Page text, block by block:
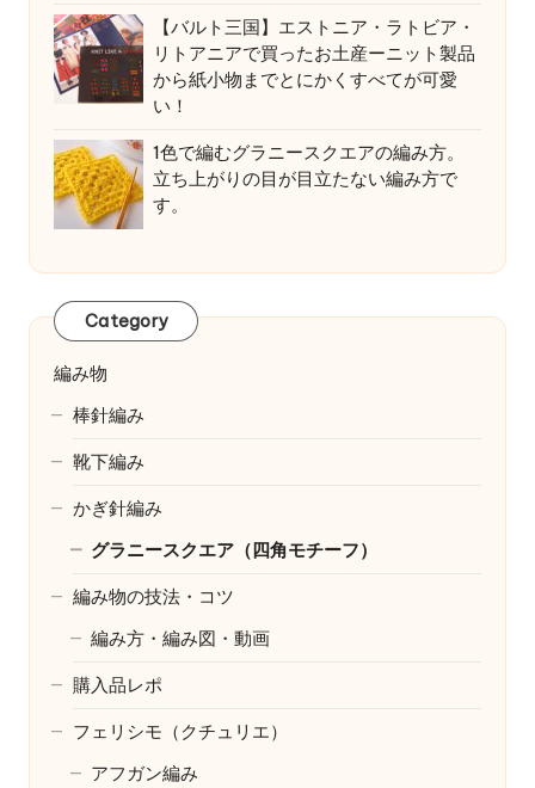
【バルト三国】エストニア・ラトビア・
リトアニアで買ったお土産ーニット製品
から紙小物までとにかくすべてが可愛
い！
1色で編むグラニースクエアの編み方。
立ち上がりの目が目立たない編み方で
す。
Category
編み物
棒針編み
靴下編み
かぎ針編み
グラニースクエア（四角モチーフ）
編み物の技法・コツ
編み方・編み図・動画
購入品レポ
フェリシモ（クチュリエ）
アフガン編み